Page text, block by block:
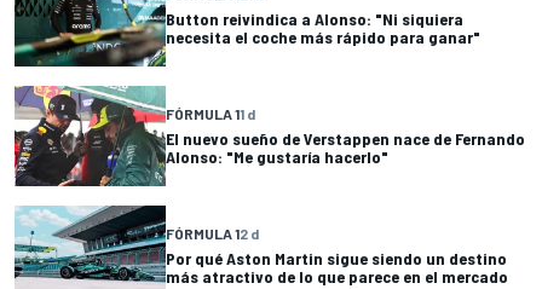
Button reivindica a Alonso: "Ni siquiera
necesita el coche más rápido para ganar"
FÓRMULA 11 d
El nuevo sueño de Verstappen nace de Fernando
Alonso: "Me gustaría hacerlo"
FÓRMULA 12 d
Por qué Aston Martin sigue siendo un destino
más atractivo de lo que parece en el mercado